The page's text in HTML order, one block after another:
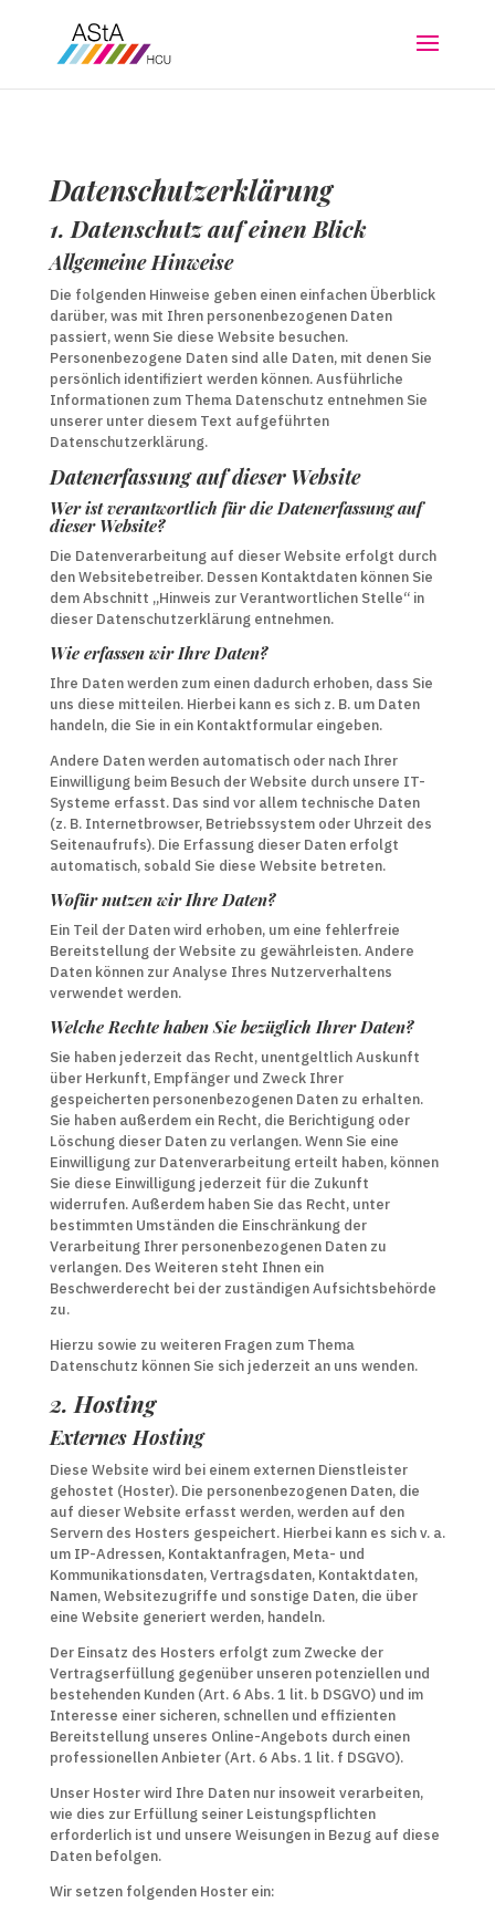
Datenschutz­erklärung
1. Datenschutz auf einen Blick
Allgemeine Hinweise
Die folgenden Hinweise geben einen einfachen Überblick
darüber, was mit Ihren personenbezogenen Daten
passiert, wenn Sie diese Website besuchen.
Personenbezogene Daten sind alle Daten, mit denen Sie
persönlich identifiziert werden können. Ausführliche
Informationen zum Thema Datenschutz entnehmen Sie
unserer unter diesem Text aufgeführten
Datenschutzerklärung.
Datenerfassung auf dieser Website
Wer ist verantwortlich für die Datenerfassung auf
dieser Website?
Die Datenverarbeitung auf dieser Website erfolgt durch
den Websitebetreiber. Dessen Kontaktdaten können Sie
dem Abschnitt „Hinweis zur Verantwortlichen Stelle“ in
dieser Datenschutzerklärung entnehmen.
Wie erfassen wir Ihre Daten?
Ihre Daten werden zum einen dadurch erhoben, dass Sie
uns diese mitteilen. Hierbei kann es sich z. B. um Daten
handeln, die Sie in ein Kontaktformular eingeben.
Andere Daten werden automatisch oder nach Ihrer
Einwilligung beim Besuch der Website durch unsere IT-
Systeme erfasst. Das sind vor allem technische Daten
(z. B. Internetbrowser, Betriebssystem oder Uhrzeit des
Seitenaufrufs). Die Erfassung dieser Daten erfolgt
automatisch, sobald Sie diese Website betreten.
Wofür nutzen wir Ihre Daten?
Ein Teil der Daten wird erhoben, um eine fehlerfreie
Bereitstellung der Website zu gewährleisten. Andere
Daten können zur Analyse Ihres Nutzerverhaltens
verwendet werden.
Welche Rechte haben Sie bezüglich Ihrer Daten?
Sie haben jederzeit das Recht, unentgeltlich Auskunft
über Herkunft, Empfänger und Zweck Ihrer
gespeicherten personenbezogenen Daten zu erhalten.
Sie haben außerdem ein Recht, die Berichtigung oder
Löschung dieser Daten zu verlangen. Wenn Sie eine
Einwilligung zur Datenverarbeitung erteilt haben, können
Sie diese Einwilligung jederzeit für die Zukunft
widerrufen. Außerdem haben Sie das Recht, unter
bestimmten Umständen die Einschränkung der
Verarbeitung Ihrer personenbezogenen Daten zu
verlangen. Des Weiteren steht Ihnen ein
Beschwerderecht bei der zuständigen Aufsichtsbehörde
zu.
Hierzu sowie zu weiteren Fragen zum Thema
Datenschutz können Sie sich jederzeit an uns wenden.
2. Hosting
Externes Hosting
Diese Website wird bei einem externen Dienstleister
gehostet (Hoster). Die personenbezogenen Daten, die
auf dieser Website erfasst werden, werden auf den
Servern des Hosters gespeichert. Hierbei kann es sich v. a.
um IP-Adressen, Kontaktanfragen, Meta- und
Kommunikationsdaten, Vertragsdaten, Kontaktdaten,
Namen, Websitezugriffe und sonstige Daten, die über
eine Website generiert werden, handeln.
Der Einsatz des Hosters erfolgt zum Zwecke der
Vertragserfüllung gegenüber unseren potenziellen und
bestehenden Kunden (Art. 6 Abs. 1 lit. b DSGVO) und im
Interesse einer sicheren, schnellen und effizienten
Bereitstellung unseres Online-Angebots durch einen
professionellen Anbieter (Art. 6 Abs. 1 lit. f DSGVO).
Unser Hoster wird Ihre Daten nur insoweit verarbeiten,
wie dies zur Erfüllung seiner Leistungspflichten
erforderlich ist und unsere Weisungen in Bezug auf diese
Daten befolgen.
Wir setzen folgenden Hoster ein: